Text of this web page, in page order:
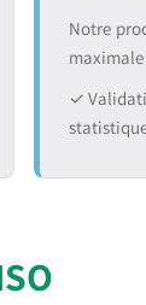
Notre
maximale
✓